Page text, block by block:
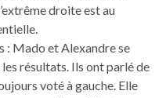
droite est au
: Mado et Alexandre se
résultats. Ils ont parlé de
voté à gauche. Elle